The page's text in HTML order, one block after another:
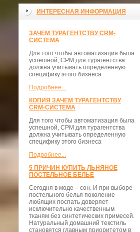
ИНТЕРЕСНАЯ ИНФОРМАЦИЯ
ЗАЧЕМ ТУРАГЕНТСТВУ CRM-
СИСТЕМА
Для того чтобы автоматизация была
успешной, СРМ для турагентства
должна учитывать определенную
специфику этого бизнеса
Подробнее...
КОПИЯ ЗАЧЕМ ТУРАГЕНТСТВУ
CRM-СИСТЕМА
Для того чтобы автоматизация была
успешной, СРМ для турагентства
должна учитывать определенную
специфику этого бизнеса
Подробнее...
5 ПРИЧИН КУПИТЬ ЛЬНЯНОЕ
ПОСТЕЛЬНОЕ БЕЛЬЕ
Сегодня в моде – сон. И при выборе
постельного белья поколение
любящих поспать доверяет
исключительно качественным
тканям без синтетических примесей.
Натуральный домашний текстиль
становятся главным приоритетом в